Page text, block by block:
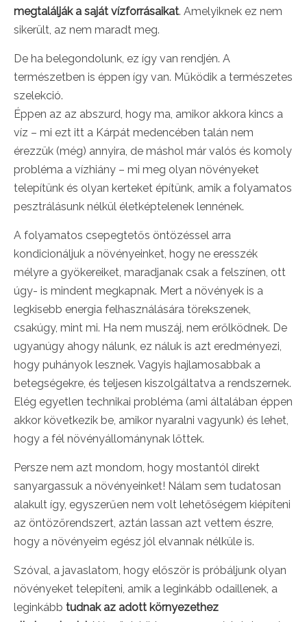
megtalálják a saját vízforrásaikat. Amelyiknek ez nem
sikerült, az nem maradt meg.
De ha belegondolunk, ez így van rendjén. A
természetben is éppen így van. Működik a természetes
szelekció.
Éppen az az abszurd, hogy ma, amikor akkora kincs a
víz – mi ezt itt a Kárpát medencében talán nem
érezzük (még) annyira, de máshol már valós és komoly
probléma a vízhiány – mi meg olyan növényeket
telepítünk és olyan kerteket építünk, amik a folyamatos
pesztrálásunk nélkül életképtelenek lennének.
A folyamatos csepegtetős öntözéssel arra
kondicionáljuk a növényeinket, hogy ne eresszék
mélyre a gyökereiket, maradjanak csak a felszínen, ott
úgy- is mindent megkapnak. Mert a növények is a
legkisebb energia felhasználására törekszenek,
csakúgy, mint mi. Ha nem muszáj, nem erőlködnek. De
ugyanúgy ahogy nálunk, ez náluk is azt eredményezi,
hogy puhányok lesznek. Vagyis hajlamosabbak a
betegségekre, és teljesen kiszolgáltatva a rendszernek.
Elég egyetlen technikai probléma (ami általában éppen
akkor következik be, amikor nyaralni vagyunk) és lehet,
hogy a fél növényállománynak lőttek.
Persze nem azt mondom, hogy mostantól direkt
sanyargassuk a növényeinket! Nálam sem tudatosan
alakult így, egyszerűen nem volt lehetőségem kiépíteni
az öntözőrendszert, aztán lassan azt vettem észre,
hogy a növényeim egész jól elvannak nélküle is.
Szóval, a javaslatom, hogy először is próbáljunk olyan
növényeket telepíteni, amik a leginkább odaillenek, a
leginkább tudnak az adott környezethez